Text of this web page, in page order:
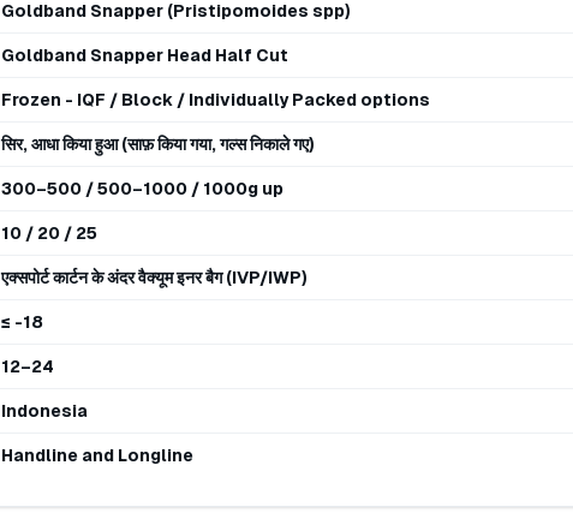
Goldband Snapper (Pristipomoides spp)
Goldband Snapper Head Half Cut
Frozen - IQF / Block / Individually Packed options
सिर, आधा किया हुआ (साफ़ किया गया, गल्स निकाले गए)
300–500 / 500–1000 / 1000g up
10 / 20 / 25
एक्सपोर्ट कार्टन के अंदर वैक्यूम इनर बैग (IVP/IWP)
≤ -18
12–24
Indonesia
Handline and Longline